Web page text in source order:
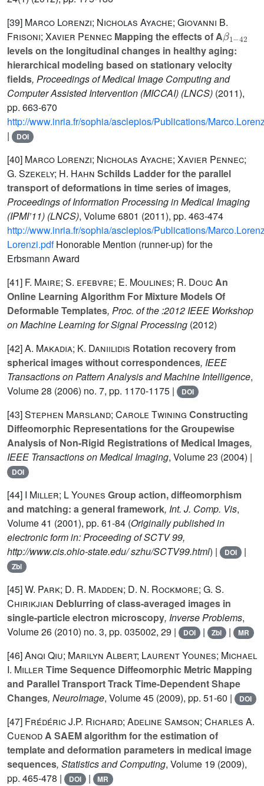
[39] Marco Lorenzi; Nicholas Ayache; Giovanni B.
Frisoni; Xavier Pennec Mapping the effects of A
β
42
levels on the longitudinal changes in healthy aging:
hierarchical modeling based on stationary velocity
fields, Proceedings of Medical Image Computing and
Computer Assisted Intervention (MICCAI) (LNCS) (2011),
pp. 663-670
http://www.inria.fr/sophia/asclepios/Publications/
|
DOI
[40] Marco Lorenzi; Nicholas Ayache; Xavier Pennec;
G. Szekely; H. Hahn Schilds Ladder for the parallel
transport of deformations in time series of images,
Proceedings of Information Processing in Medical Imaging
(IPMI’11) (LNCS), Volume 6801 (2011), pp. 463-474
http://www.inria.fr/sophia/asclepios/Publications/
Lorenzi.pdfHonorable Mention (runner-up) for the
Erbsmann Award
[41] F. Maire; S. efebvre; E. Moulines; R. DoucAn
Online Learning Algorithm For Mixture Models Of
Deformable Templates, Proc. of the :2012 IEEE Workshop
on Machine Learning for Signal Processing (2012)
[42]A. Makadia; K. Daniilidis Rotation recovery from
spherical images without correspondences, IEEE
Transactions on Pattern Analysis and Machine Intelligence,
Volume 28 (2006) no. 7, pp. 1170-1175 | DOI
[43]Stephen Marsland; Carole Twining Constructing
Diffeomorphic Representations for the Groupewise
Analysis of Non-Rigid Registrations of Medical Images,
IEEE Transactions on Medical Imaging, Volume 23 (2004) |
DOI
[44] I Miller; L Younes Group action, diffeomorphism
and matching: a general framework, Int. J. Comp. Vis,
Volume 41 (2001), pp. 61-84 (Originally published in
electronic form in: Proceeding of SCTV 99,
http://www.cis.ohio-state.edu/ szhu/SCTV99.html) | DOI |
Zbl
[45]W. Park; D. R. Madden; D. N. Rockmore; G. S.
Chirikjian Deblurring of class-averaged images in
single-particle electron microscopy, Inverse Problems,
Volume 26 (2010) no. 3, pp. 035002, 29 | DOI | Zbl | MR
[46]Anqi Qiu; Marilyn Albert; Laurent Younes; Michael
I. Miller Time Sequence Diffeomorphic Metric Mapping
and Parallel Transport Track Time-Dependent Shape
Changes, NeuroImage, Volume 45 (2009), pp. 51-60 | DOI
[47] Frédéric J.P. Richard; Adeline Samson; Charles A.
CuenodA SAEM algorithm for the estimation of
template and deformation parameters in medical image
sequences, Statistics and Computing, Volume 19 (2009),
pp. 465-478 |
DOI | MR